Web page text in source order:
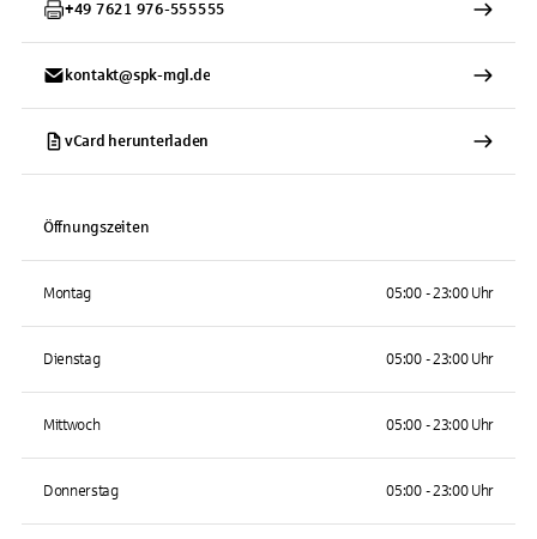
+49 7621 976-555555
kontakt@spk-mgl.de
vCard herunterladen
Öffnungszeiten
Montag 05:00 - 23:00 Uhr
Dienstag 05:00 - 23:00 Uhr
Mittwoch 05:00 - 23:00 Uhr
Donnerstag 05:00 - 23:00 Uhr